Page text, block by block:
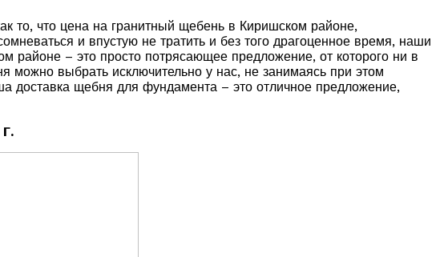
то, что цена на гранитный щебень в Киришском районе,
и впустую не тратить и без того драгоценное время, наши
районе – это просто потрясающее предложение, от которого ни в
можно выбрать исключительно у нас, не занимаясь при этом
доставка щебня для фундамента – это отличное предложение,